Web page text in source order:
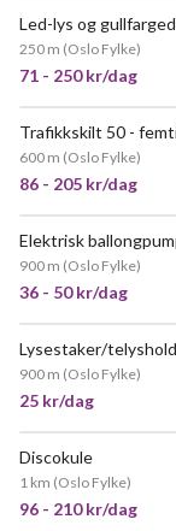
Led-lys og
250 m (Oslo Fylke)
71 - 250 kr/dag
Trafikkskilt 50 -
600 m (Oslo Fylke)
86 - 205 kr/dag
Elektrisk
900 m (Oslo Fylke)
36 - 50 kr/dag
Lysestaker/
900 m (Oslo Fylke)
25 kr/dag
Discokule
1 km (Oslo Fylke)
96 - 210 kr/dag